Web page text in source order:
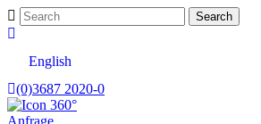
English
(0)3687 2020-0